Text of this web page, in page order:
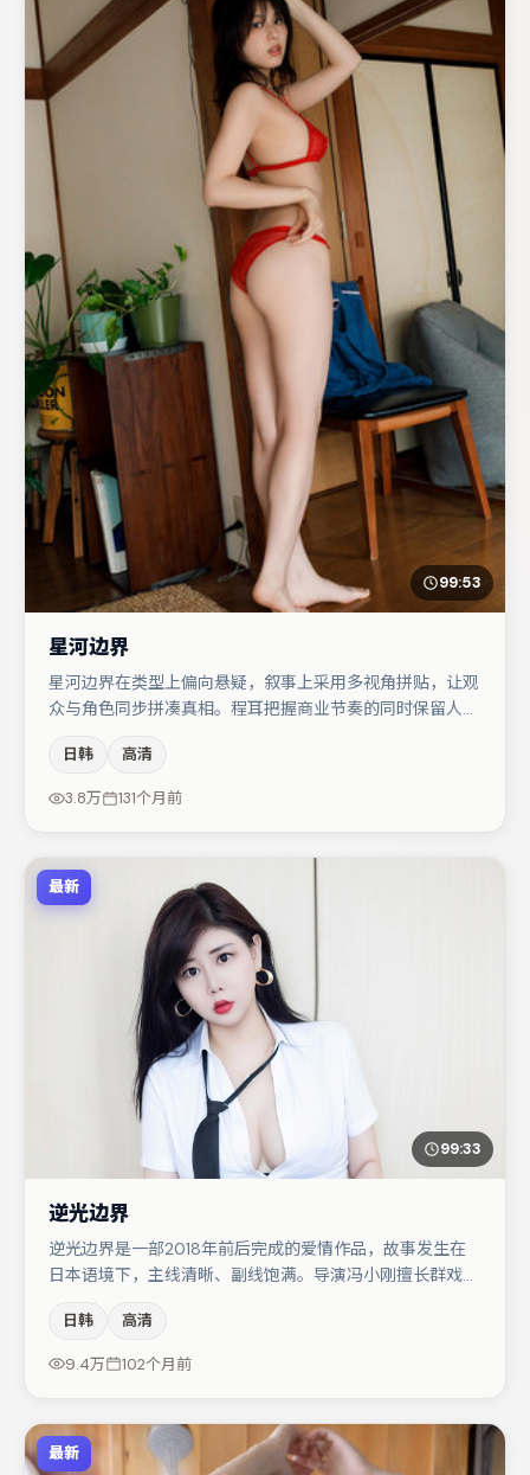
99:53
星河边界
星河边界在类型上偏向悬疑，叙事上采用多视角拼贴，让观
众与角色同步拼凑真相。程耳把握商业节奏的同时保留人物
手戏构成全片情感锚点，文淇则以细节塑造推动谜题层层揭
开。节奏紧凑、反转有度，值得列入片单。
日韩 高清
3.8万 131个月前
最新
99:33
逆光边界
逆光边界是一部2018年前后完成的爱情作品，故事发生在
日本语境下，主线清晰、副线饱满。导演冯小刚擅长群戏与
片中承担叙事驱动，任素汐、白宇分别提供反差与喜剧/悬
疑调剂（视场次而定）。整体完成度较高，适合周末一口气
日韩 高清
9.4万 102个月前
最新